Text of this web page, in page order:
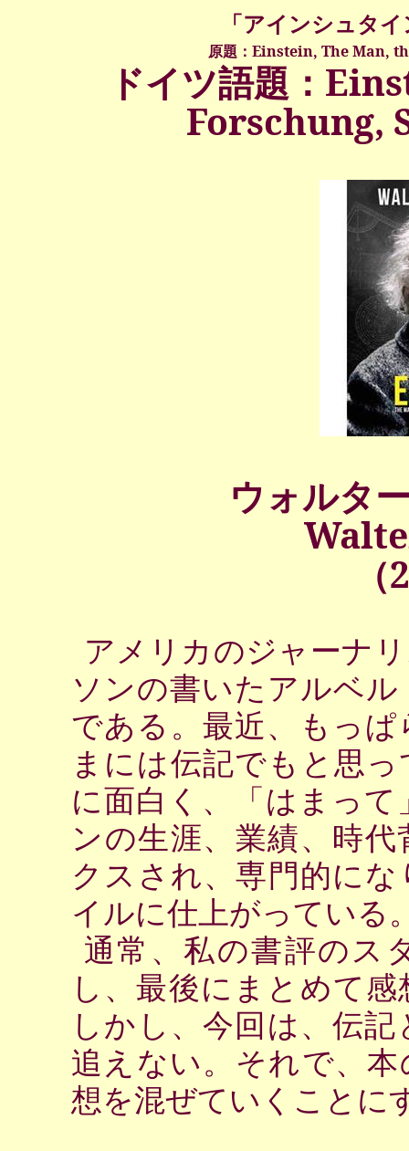
「アインシュタ
原題： Einstein, The Man,
ドイツ語題：
Forschung,
ウォルタ
（
アメリカのジャーナ
ソンの書いたアルベ
である。最近、もっ
まには伝記でもと思
に面白く、「はまっ
ンの生涯、業績、時
クスされ、専門的に
イルに仕上がっている
通常、私の書評のス
し、最後にまとめて
しかし、今回は、伝
追えない。それで、
想を混ぜていくこと